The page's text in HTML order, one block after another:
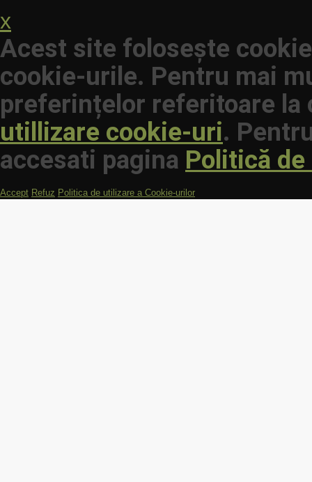
x
Acest site folosește
cookie-urile. Pentru mai
preferințelor referitoare
utillizare cookie-uri.
accesati pagina Politică
Accept Refuz Politica de utilizare a Cookie-urilor